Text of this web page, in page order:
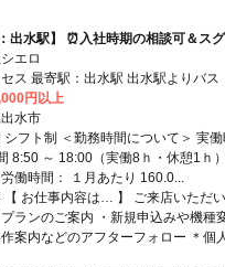
出水駅】 ⏰️入社時期の相談可＆ス
先の時期での入社もOK！ 人気の高
エロ
出水駅 出水駅よりバス・車5分 ★車・バイク
円以上
水市
シフト制 ＜勤務時間について＞ 実
8:50 ～ 18:00（実働8ｈ・休憩1ｈ
働時間： １月あたり 160.0...
【 お仕事内容は… 】 ご来店いただ
ランのご案内 ・新規申込みや機種
案内などのアフターフォロー ＊個